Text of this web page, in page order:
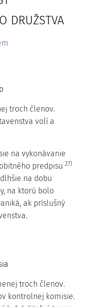
DRUŽSTVA
troch členov.
volí a
na vykonávanie
predpisu 27)
na dobu
na ktorú bolo
ak príslušný
troch členov.
kontrolnej komisie.